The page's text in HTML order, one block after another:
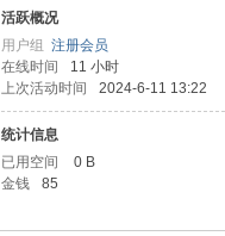
活跃概况
用户组 注册会员
在线时间
11 小时
上次活动时间
2024-6-11 13:22
统计信息
已用空间
0 B
金钱
85